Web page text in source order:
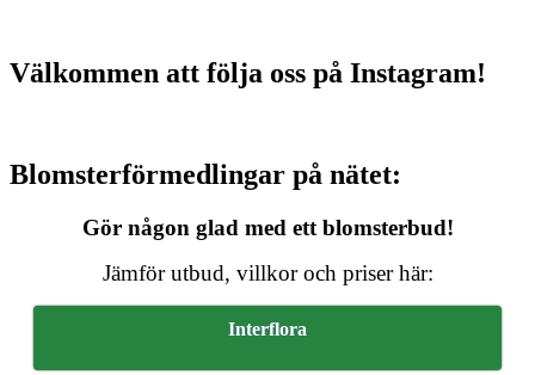
Välkommen att följa oss på Instagram!
Blomsterförmedlingar på nätet:
Gör någon glad med ett blomsterbud!
Jämför utbud, villkor och priser här:
Interflora